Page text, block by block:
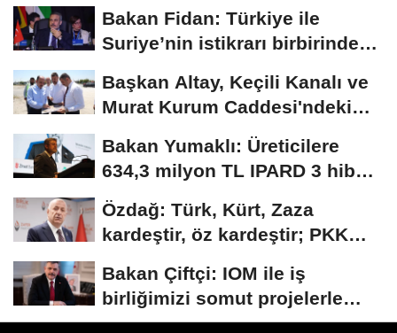
Bakan Fidan: Türkiye ile
Suriye’nin istikrarı birbirinden
Başkan Altay, Keçili Kanalı ve
Murat Kurum Caddesi'ndeki
Bakan Yumaklı: Üreticilere
634,3 milyon TL IPARD 3 hibesi
aktarıldı
Özdağ: Türk, Kürt, Zaza
kardeştir, öz kardeştir; PKK
Bakan Çiftçi: IOM ile iş
birliğimizi somut projelerle
ileriye taşıyacağız